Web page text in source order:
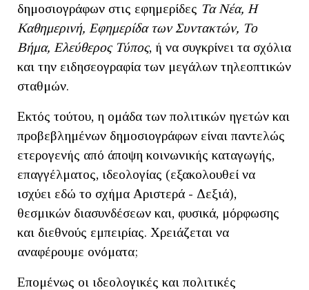
δημοσιογράφων στις εφημερίδες Τα Νέα, Η
Καθημερινή, Εφημερίδα των Συντακτών, Το
Βήμα, Ελεύθερος Τύπος, ή να συγκρίνει τα σχόλια
και την ειδησεογραφία των μεγάλων τηλεοπτικών
σταθμών.
Εκτός τούτου, η ομάδα των πολιτικών ηγετών και
προβεβλημένων δημοσιογράφων είναι παντελώς
ετερογενής από άποψη κοινωνικής καταγωγής,
επαγγέλματος, ιδεολογίας (εξακολουθεί να
ισχύει εδώ το σχήμα Αριστερά - Δεξιά),
θεσμικών διασυνδέσεων και, φυσικά, μόρφωσης
και διεθνούς εμπειρίας. Χρειάζεται να
αναφέρουμε ονόματα;
Επομένως οι ιδεολογικές και πολιτικές